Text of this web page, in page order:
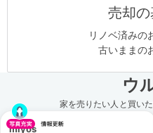
売却
リノベ済みの
古いままの
ウ
家を売りたい人と買い
miyos